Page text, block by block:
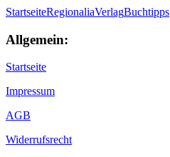
StartseiteRegionaliaVerlagBuchtipps
Allgemein:
Startseite
Impressum
AGB
Widerrufsrecht